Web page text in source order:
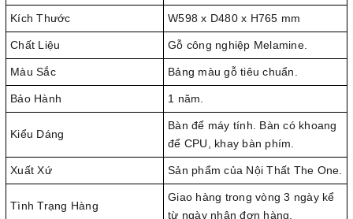
Kích Thước W598 x D480 x H765 mm
Chất Liệu Gỗ công nghiệp Melamine.
Màu Sắc Bảng màu gỗ tiêu chuẩn.
Bảo Hành 1 năm.
Kiểu Dáng
Bàn để máy tính. Bàn có khoang
để CPU, khay bàn phím.
Xuất Xứ Sản phẩm của Nội Thất The One.
Tình Trạng Hàng
Giao hàng trong vòng 3 ngày kể
từ ngày nhận đơn hàng.